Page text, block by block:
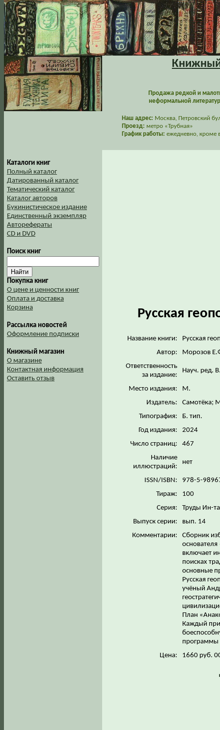
Книжный
Продажа редкой и
неформальной
Наш адрес: Москва, Петровский
Проезд: метро «Трубная»
График работы: ежедневно, кроме
Каталоги книг
Полный каталог
Датированный каталог
Тематический каталог
Каталог авторов
Букинистическое издание
Единственный экземпляр
Авторефераты
CD и DVD
Поиск книг
Покупка книг
О цене и ценности книг
Оплата и доставка
Корзина
Рассылка новостей
Оформление подписки
Книжный магазин
О магазине
Контактная информация
Оставить отзыв
Русская
Название книги:
Русская
Автор:
Морозов
Ответственность
за издание:
Науч. ред.
Место издания:
М.
Издатель:
Самотёка;
Типография:
Б. тип.
Год издания:
2024
Число страниц:
467
Наличие
иллюстраций:
нет
ISSN/ISBN:
978-5-
Тираж:
100
Серия:
Труды Ин-
Выпуск серии:
вып. 14
Комментарии:
Сборник
включает
поисках
основные
Русская
учёный
План
Каждый
программы
Цена:
1660 руб.